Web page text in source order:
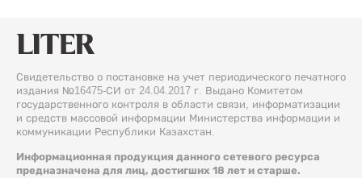
Свидетельство о постановке на учет периодического печатного
издания №16475-СИ от 24.04.2017 г. Выдано Комитетом
государственного контроля в области связи, информатизации
и средств массовой информации Министерства информации и
коммуникации Республики Казахстан.
Информационная продукция данного сетевого ресурса
предназначена для лиц, достигших 18 лет и старше.